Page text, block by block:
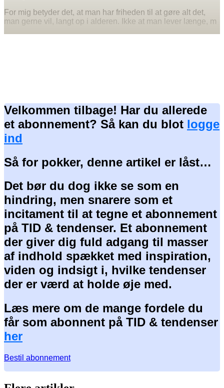
For mig betyder det, at man har friheden til at gøre alt det,
man gerne vil, langt op i alderen. Ikke at man lever længe, m
Velkommen tilbage! Har du allerede
et abonnement? Så kan du blot logge
ind
Så for pokker, denne artikel er låst…
Det bør du dog ikke se som en
hindring, men snarere som et
incitament til at tegne et abonnement
på TID & tendenser. Et abonnement
der giver dig fuld adgang til masser
af indhold spækket med inspiration,
viden og indsigt i, hvilke tendenser
der er værd at holde øje med.
Læs mere om de mange fordele du
får som abonnent på TID & tendenser
her
Bestil abonnement